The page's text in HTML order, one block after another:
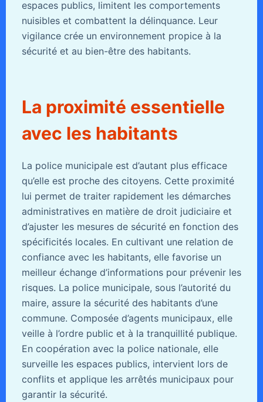
espaces publics, limitent les comportements
nuisibles et combattent la délinquance. Leur
vigilance crée un environnement propice à la
sécurité et au bien-être des habitants.
La proximité essentielle
avec les habitants
La police municipale est d’autant plus efficace
qu’elle est proche des citoyens. Cette proximité
lui permet de traiter rapidement les démarches
administratives en matière de droit judiciaire et
d’ajuster les mesures de sécurité en fonction des
spécificités locales. En cultivant une relation de
confiance avec les habitants, elle favorise un
meilleur échange d’informations pour prévenir les
risques. La police municipale, sous l’autorité du
maire, assure la sécurité des habitants d’une
commune. Composée d’agents municipaux, elle
veille à l’ordre public et à la tranquillité publique.
En coopération avec la police nationale, elle
surveille les espaces publics, intervient lors de
conflits et applique les arrêtés municipaux pour
garantir la sécurité.